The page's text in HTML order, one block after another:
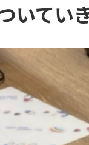
いてい